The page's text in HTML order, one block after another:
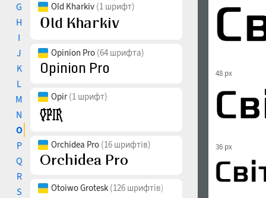
G
H
I
J
K
L
M
N
O
P
Q
R
S
Old Kharkiv (1 шрифт)
Opinion Pro (64 шрифта)
Opir(1 шрифт)
Orchidea Pro (16 шрифтів)
Otoiwo Grotesk (126 шрифтів)
48 px
36 px